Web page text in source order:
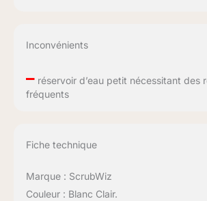
Inconvénients
–réservoir d’eau petit nécessitant des
fréquents
Fiche technique
Marque : ScrubWiz
Couleur : Blanc Clair.